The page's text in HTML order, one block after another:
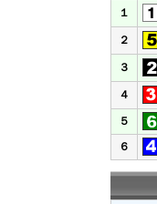
１
２
３
４
５
６